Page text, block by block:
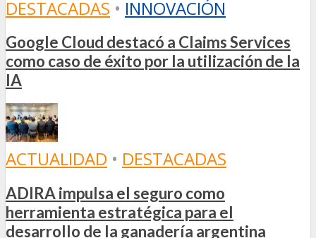
DESTACADAS • INNOVACIÓN
Google Cloud destacó a Claims Services
como caso de éxito por la utilización de la
IA
ACTUALIDAD • DESTACADAS
ADIRA impulsa el seguro como
herramienta estratégica para el
desarrollo de la ganadería argentina